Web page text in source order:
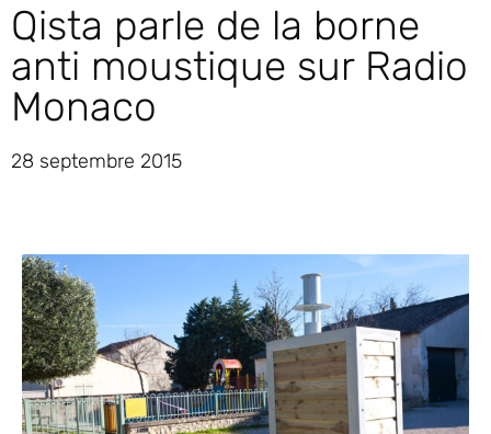
Qista parle de la borne
anti moustique sur Radio
Monaco
28 septembre 2015